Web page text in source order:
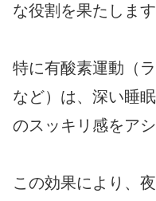
な役割を果たします
特に有酸素運動（
など）は、深い睡
のスッキリ感をアシ
この効果により、